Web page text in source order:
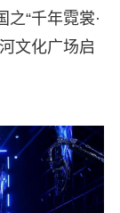
“千年霓裳·
文化广场启